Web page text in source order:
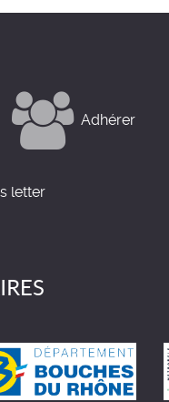
Adhérer
letter